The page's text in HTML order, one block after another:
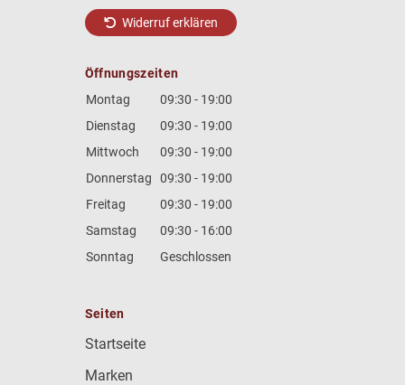
Widerruf erklären
Öffnungszeiten
Montag
09:30 - 19:00
Dienstag
09:30 - 19:00
Mittwoch
09:30 - 19:00
Donnerstag
09:30 - 19:00
Freitag
09:30 - 19:00
Samstag
09:30 - 16:00
Sonntag
Geschlossen
Seiten
Startseite
Marken